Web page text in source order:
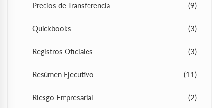
Precios de Transferencia (9)
Quickbooks (3)
Registros Oficiales (3)
Resúmen Ejecutivo (11)
Riesgo Empresarial (2)